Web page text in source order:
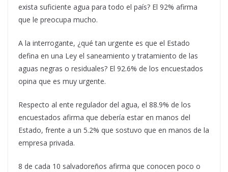
exista suficiente agua para todo el país? El 92% afirma
que le preocupa mucho.
A la interrogante, ¿qué tan urgente es que el Estado
defina en una Ley el saneamiento y tratamiento de las
aguas negras o residuales? El 92.6% de los encuestados
opina que es muy urgente.
Respecto al ente regulador del agua, el 88.9% de los
encuestados afirma que debería estar en manos del
Estado, frente a un 5.2% que sostuvo que en manos de la
empresa privada.
8 de cada 10 salvadoreños afirma que conocen poco o